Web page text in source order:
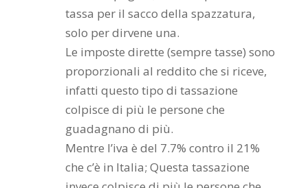
tassa per il sacco della spazzatura,
solo per dirvene una.
Le imposte dirette (sempre tasse) sono
proporzionali al reddito che si riceve,
infatti questo tipo di tassazione
colpisce di più le persone che
guadagnano di più.
Mentre l’iva è del 7.7% contro il 21%
che c’è in Italia; Questa tassazione